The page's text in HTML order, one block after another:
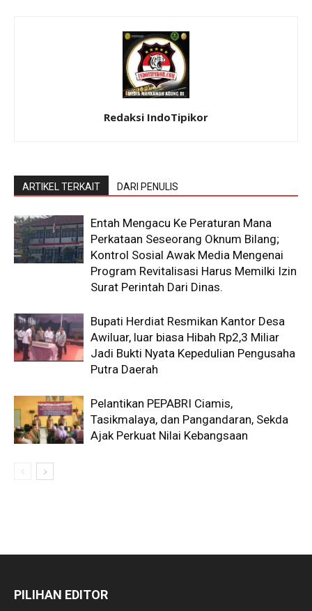
Redaksi IndoTipikor
ARTIKEL TERKAIT DARI PENULIS
Entah Mengacu Ke Peraturan Mana
Perkataan Seseorang Oknum Bilang;
Kontrol Sosial Awak Media Mengenai
Program Revitalisasi Harus Memilki Izin
Surat Perintah Dari Dinas.
Bupati Herdiat Resmikan Kantor Desa
Awiluar, luar biasa Hibah Rp2,3 Miliar
Jadi Bukti Nyata Kepedulian Pengusaha
Putra Daerah
Pelantikan PEPABRI Ciamis,
Tasikmalaya, dan Pangandaran, Sekda
Ajak Perkuat Nilai Kebangsaan
PILIHAN EDITOR